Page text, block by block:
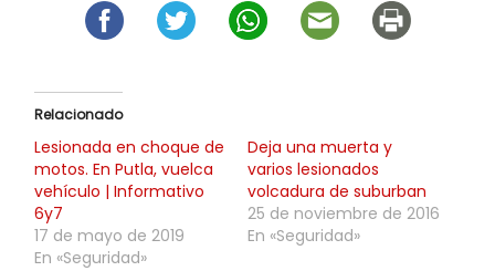
Relacionado
Lesionada en choque de
motos. En Putla, vuelca
vehículo | Informativo
6y7
17 de mayo de 2019
En «Seguridad»
Deja una muerta y
varios lesionados
volcadura de suburban
25 de noviembre de 2016
En «Seguridad»